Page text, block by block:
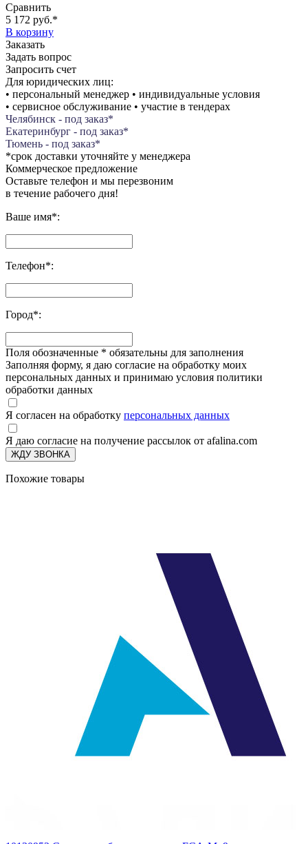
Сравнить
5 172 руб.*
В корзину
Заказать
Задать вопрос
Запросить счет
Для юридических лиц:
• персональный менеджер • индивидуальные условия
• сервисное обслуживание • участие в тендерах
Челябинск - под заказ*
Екатеринбург - под заказ*
Тюмень - под заказ*
*срок доставки уточняйте у менеджера
Коммерческое предложение
Оставьте телефон и мы перезвоним
в течение рабочего дня!
Ваше имя*:
Телефон*:
Город*:
Поля обозначенные * обязательны для заполнения
Заполняя форму, я даю согласие на обработку моих
персональных данных и принимаю условия политики
обработки данных
Я согласен на обработку персональных данных
Я даю согласие на получение рассылок от afalina.com
ЖДУ ЗВОНКА
Похожие товары